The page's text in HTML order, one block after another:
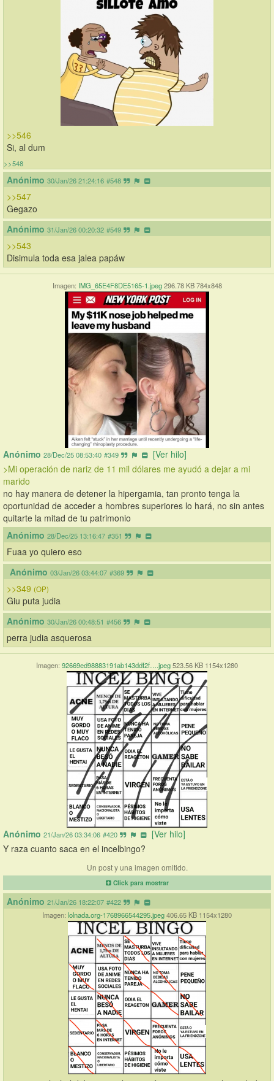
>>546
Si, al dum
>>548
Anónimo 30/Jan/26 21:24:16 #548
>>547
Gegazo
Anónimo 31/Jan/26 00:20:32 #549
>>543
Disimula toda esa jalea papáw
Imagen: IMG_65E4F8DE5165-1.jpeg 296.78 KB 784x848
Anónimo 28/Dec/25 08:53:40 #349
[Ver hilo]
>Mi operación de nariz de 11 mil dólares me ayudó a dejar a mi
marido
no hay manera de detener la hipergamia, tan pronto tenga la
oportunidad de acceder a hombres superiores lo hará, no sin antes
quitarte la mitad de tu patrimonio
Anónimo 28/Dec/25 13:16:47 #351
Fuaa yo quiero eso
Anónimo 03/Jan/26 03:44:07 #369
>>349 (OP)
Giu puta judia
Anónimo 30/Jan/26 00:48:51 #456
perra judia asquerosa
Imagen: 92669ed98883191ab143ddf2f….jpeg523.56 KB 1154x1280
Anónimo 21/Jan/26 03:34:06 #420
[Ver hilo]
Y raza cuanto saca en el incelbingo?
Un post y una imagen omitido.
Click para mostrar
Anónimo 21/Jan/26 18:22:07 #422
Imagen: lolnada.org-1768966544295.jpeg406.65 KB 1154x1280